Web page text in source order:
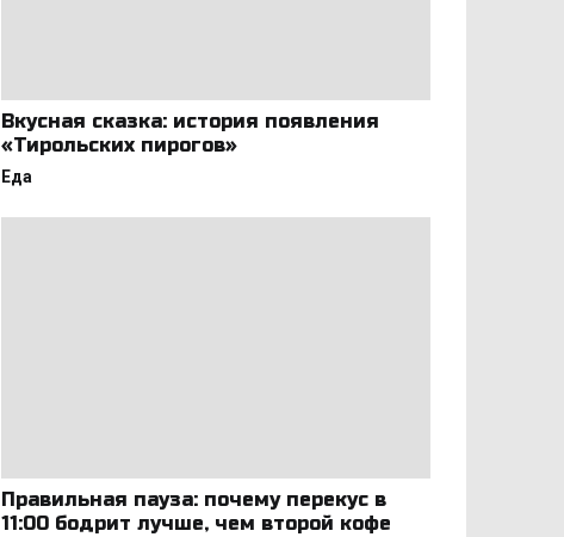
Вкусная сказка: история появления
«Тирольских пирогов»
Еда
Правильная пауза: почему перекус в
11:00 бодрит лучше, чем второй кофе